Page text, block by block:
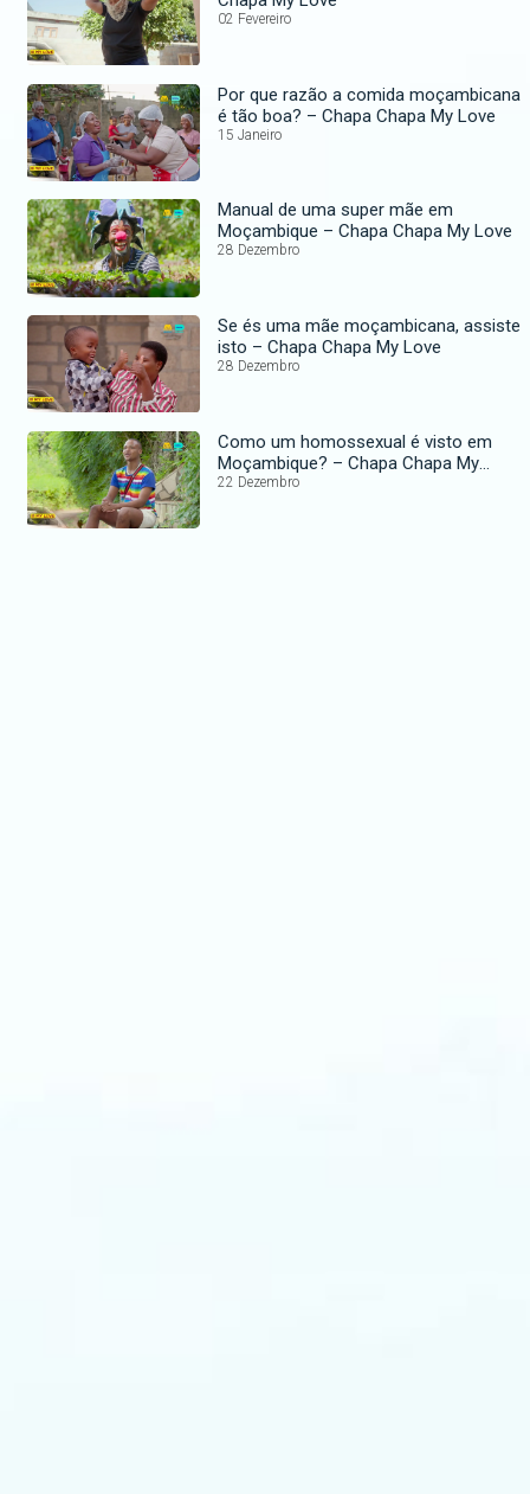
02 Fevereiro
Por que razão a comida moçambicana
é tão boa? – Chapa Chapa My Love
15 Janeiro
Manual de uma super mãe em
Moçambique – Chapa Chapa My Love
28 Dezembro
Se és uma mãe moçambicana, assiste
isto – Chapa Chapa My Love
28 Dezembro
Como um homossexual é visto em
Moçambique? – Chapa Chapa My
Love
22 Dezembro